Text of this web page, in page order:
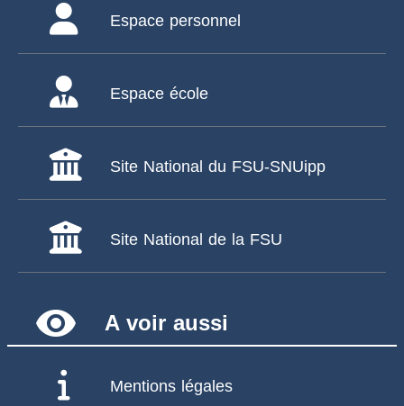
Espace personnel
Espace école
Site National du FSU-SNUipp
Site National de la FSU
remove_red_eye A voir aussi
Mentions légales